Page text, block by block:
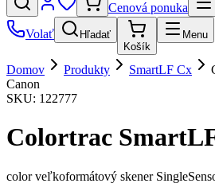
Cenová ponuka
Volať
Hľadať
Košík
Menu
Domov Produkty SmartLF Cx
Canon
SKU: 122777
Colortrac
color veľkoformátový skener